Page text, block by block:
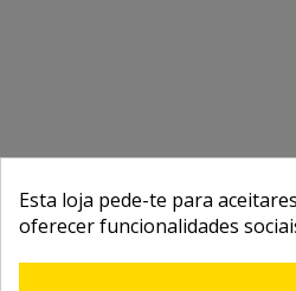
Esta loja pede-te para
oferecer funcionalidades